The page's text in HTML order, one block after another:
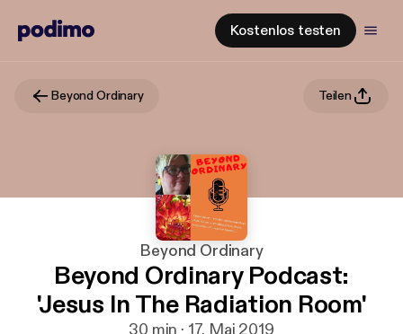
Kostenlos testen
Beyond Ordinary Teilen
Beyond Ordinary
Beyond Ordinary Podcast:
'Jesus In The Radiation Room'